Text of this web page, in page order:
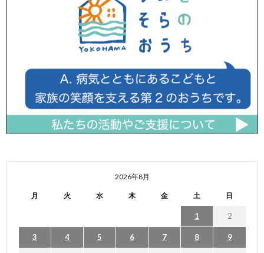
2026年8月
月 火 水 木 金 土 日
1 2
3 4 5 6 7 8 9